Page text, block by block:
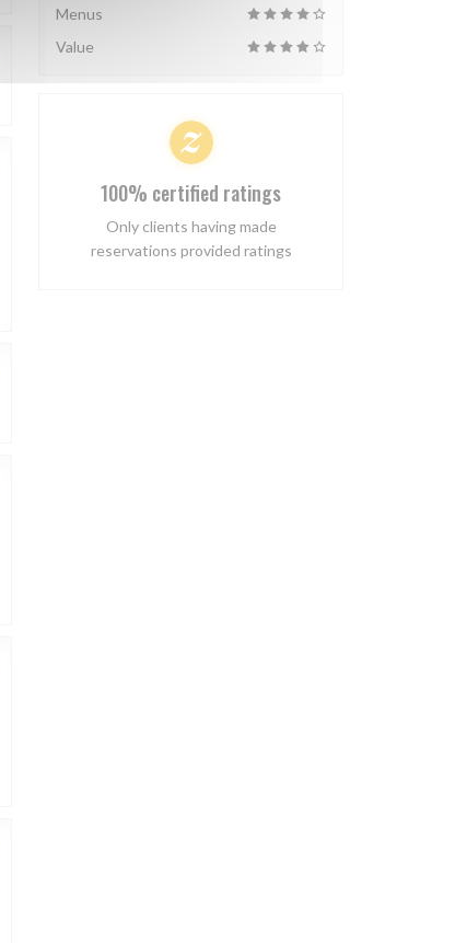
Menus
Value
100% certified ratings
Only clients having made
reservations provided ratings